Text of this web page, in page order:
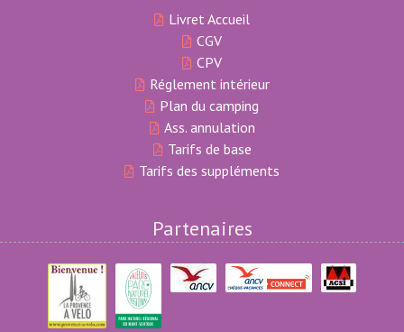
Livret Accueil
CGV
CPV
Réglement intérieur
Plan du camping
Ass. annulation
Tarifs de base
Tarifs des suppléments
Partenaires